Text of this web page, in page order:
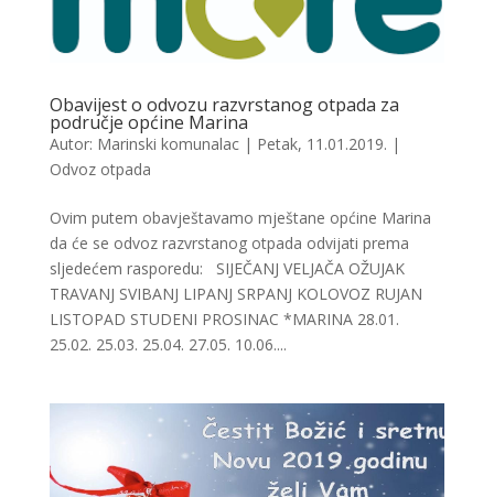
Obavijest o odvozu razvrstanog otpada za
područje općine Marina
Autor: Marinski komunalac| Petak, 11.01.2019. |
Odvoz otpada
Ovim putem obavještavamo mještane općine Marina
da će se odvoz razvrstanog otpada odvijati prema
sljedećem rasporedu: SIJEČANJ VELJAČA OŽUJAK
TRAVANJ SVIBANJ LIPANJ SRPANJ KOLOVOZ RUJAN
LISTOPAD STUDENI PROSINAC *MARINA 28.01.
25.02. 25.03. 25.04. 27.05. 10.06....